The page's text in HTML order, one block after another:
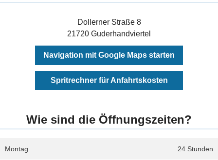
Dollerner Straße 8
21720 Guderhandviertel
Navigation mit Google Maps starten
Spritrechner für Anfahrtskosten
Wie sind die Öffnungszeiten?
24 Stunden
Montag